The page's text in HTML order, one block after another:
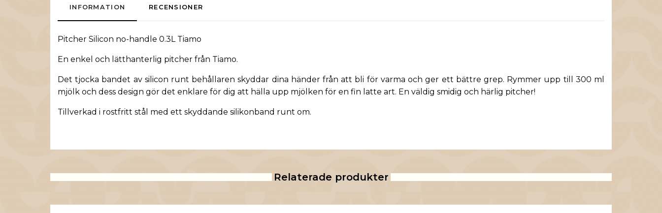
INFORMATION RECENSIONER
Pitcher Silicon no-handle 0.3L Tiamo
En enkel och lätthanterlig pitcher från Tiamo.
Det tjocka bandet av silicon runt behållaren skyddar dina händer från att bli för varma och ger ett bättre grep. Rymmer upp till 300 ml
mjölk och dess design gör det enklare för dig att hälla upp mjölken för en fin latte art. En väldig smidig och härlig pitcher!
Tillverkad i rostfritt stål med ett skyddande silikonband runt om.
Relaterade produkter